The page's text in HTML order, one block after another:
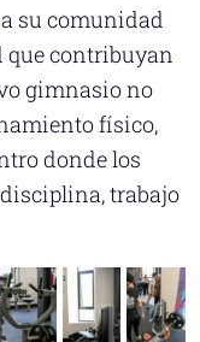
su comunidad
contribuyan
gimnasio no
físico,
donde los
trabajo